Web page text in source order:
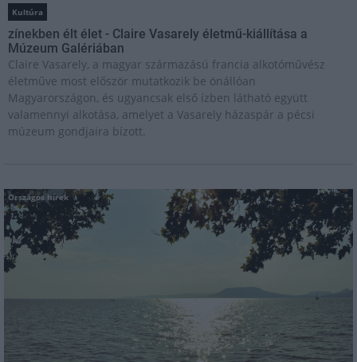
Kultúra
zínekben élt élet - Claire Vasarely életmű-kiállítása a
Múzeum Galériában
Claire Vasarely, a magyar származású francia alkotóművész
életműve most először mutatkozik be önállóan
Magyarországon, és ugyancsak első ízben látható együtt
valamennyi alkotása, amelyet a Vasarely házaspár a pécsi
múzeum gondjaira bízott.
Országos hírek